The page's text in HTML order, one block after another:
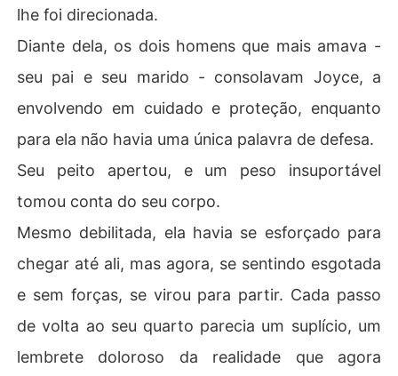
lhe foi direcionada.
Diante dela, os dois homens que mais amava -
seu pai e seu marido - consolavam Joyce, a
envolvendo em cuidado e proteção, enquanto
para ela não havia uma única palavra de defesa.
Seu peito apertou, e um peso insuportável
tomou conta do seu corpo.
Mesmo debilitada, ela havia se esforçado para
chegar até ali, mas agora, se sentindo esgotada
e sem forças, se virou para partir. Cada passo
de volta ao seu quarto parecia um suplício, um
lembrete doloroso da realidade que agora